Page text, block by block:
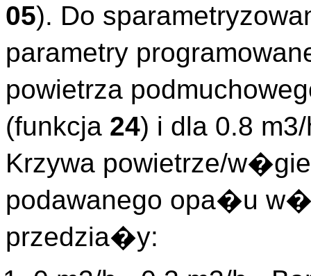
05). Do
parametry
powietrza
(funkcja 24) i dla 0.8
Krzywa powietrze/
podawanego opa�u
przedzia�y: